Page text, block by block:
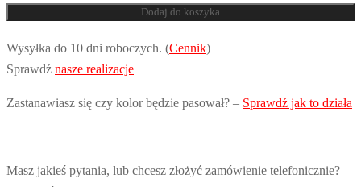
Dodaj do koszyka
Wysyłka do 10 dni roboczych. (Cennik)
Sprawdź nasze realizacje
Zastanawiasz się czy kolor będzie pasował? – Sprawdź jak to działa
Masz jakieś pytania, lub chcesz złożyć zamówienie telefonicznie? –